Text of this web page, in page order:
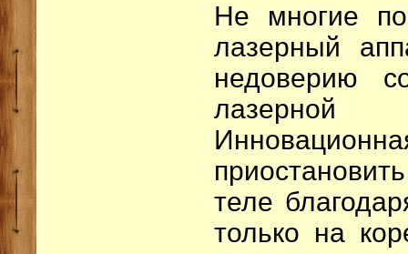
Не многие
лазерный
недоверию
лазерной
теле
только на